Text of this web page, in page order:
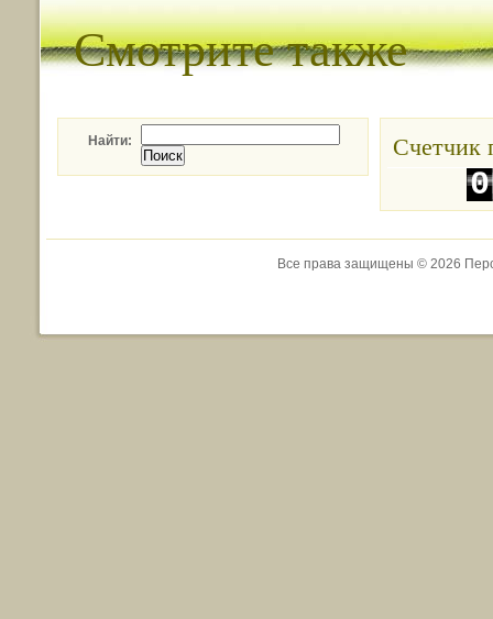
Смотрите также
Найти: Счетчик
0
1
Все права защищены © 2026